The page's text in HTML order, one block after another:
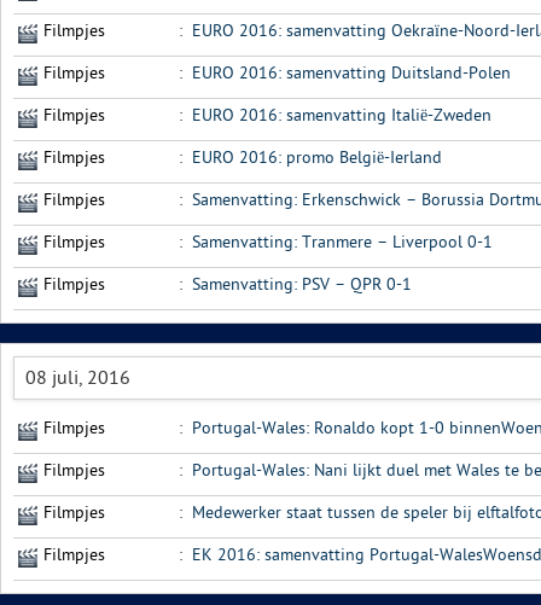
Filmpjes : EURO 2016: samenvatting Oekraïne-Noord-
Filmpjes : EURO 2016: samenvatting Duitsland-Polen
Filmpjes : EURO 2016: samenvatting Italië-Zweden
Filmpjes : EURO 2016: promo België-Ierland
Filmpjes : Samenvatting: Erkenschwick – Borussia
Filmpjes : Samenvatting: Tranmere – Liverpool 0-1
Filmpjes : Samenvatting: PSV – QPR 0-1
08 juli, 2016
Filmpjes : Portugal-Wales: Ronaldo kopt 1-0
Filmpjes : Portugal-Wales: Nani lijkt duel met Wales te
Filmpjes : Medewerker staat tussen de speler bij
Filmpjes : EK 2016: samenvatting Portugal-